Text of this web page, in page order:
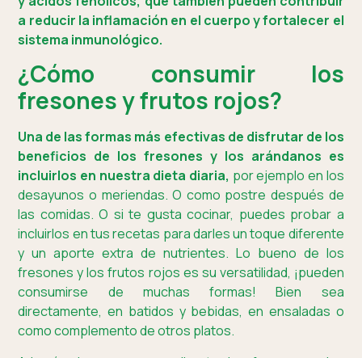
a reducir la inflamación en el cuerpo y fortalecer el
sistema inmunológico.
¿Cómo consumir los
fresones y frutos rojos?
Una de las formas más efectivas de disfrutar de los
beneficios de los fresones y los arándanos es
incluirlos en nuestra dieta diaria, por ejemplo en los
desayunos o meriendas. O como postre después de
las comidas. O si te gusta cocinar, puedes probar a
incluirlos en tus recetas para darles un toque diferente
y un aporte extra de nutrientes. Lo bueno de los
fresones y los frutos rojos es su versatilidad, ¡pueden
consumirse de muchas formas! Bien sea
directamente, en batidos y bebidas, en ensaladas o
como complemento de otros platos.